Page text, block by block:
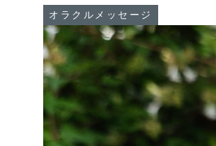
オラクルメッセージ